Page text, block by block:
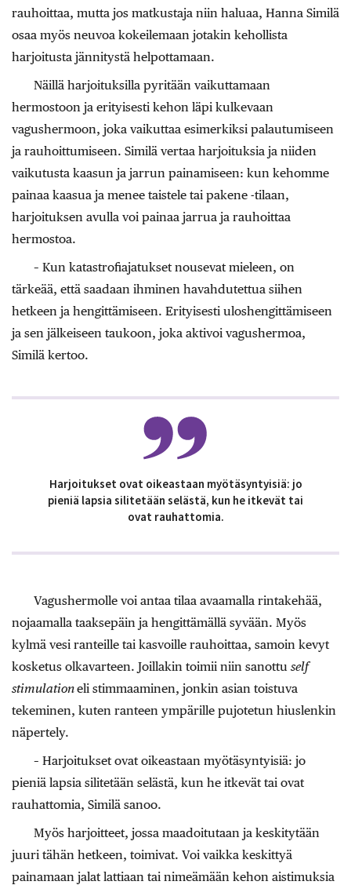
rauhoittaa, mutta jos matkustaja niin haluaa, Hanna Similä
osaa myös neuvoa kokeilemaan jotakin kehollista
harjoitusta jännitystä helpottamaan.
Näillä harjoituksilla pyritään vaikuttamaan
hermostoon ja erityisesti kehon läpi kulkevaan
vagushermoon, joka vaikuttaa esimerkiksi palautumiseen
ja rauhoittumiseen. Similä vertaa harjoituksia ja niiden
vaikutusta kaasun ja jarrun painamiseen: kun kehomme
painaa kaasua ja menee taistele tai pakene -tilaan,
harjoituksen avulla voi painaa jarrua ja rauhoittaa
hermostoa.
– Kun katastrofiajatukset nousevat mieleen, on
tärkeää, että saadaan ihminen havahdutettua siihen
hetkeen ja hengittämiseen. Erityisesti uloshengittämiseen
ja sen jälkeiseen taukoon, joka aktivoi vagushermoa,
Similä kertoo.
Harjoitukset ovat oikeastaan myötäsyntyisiä: jo
pieniä lapsia silitetään selästä, kun he itkevät tai
ovat rauhattomia.
Vagushermolle voi antaa tilaa avaamalla rintakehää,
nojaamalla taaksepäin ja hengittämällä syvään. Myös
kylmä vesi ranteille tai kasvoille rauhoittaa, samoin kevyt
kosketus olkavarteen. Joillakin toimii niin sanottu self
stimulationeli stimmaaminen, jonkin asian toistuva
tekeminen, kuten ranteen ympärille pujotetun hiuslenkin
näpertely.
– Harjoitukset ovat oikeastaan myötäsyntyisiä: jo
pieniä lapsia silitetään selästä, kun he itkevät tai ovat
rauhattomia, Similä sanoo.
Myös harjoitteet, jossa maadoitutaan ja keskitytään
juuri tähän hetkeen, toimivat. Voi vaikka keskittyä
painamaan jalat lattiaan tai nimeämään kehon aistimuksia